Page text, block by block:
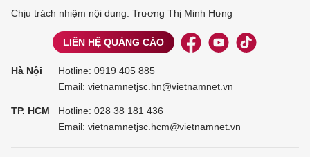
Chịu trách nhiệm nội dung: Trương Thị Minh Hưng
LIÊN HỆ QUẢNG CÁO
Hà Nội Hotline: 0919 405 885
Email: vietnamnetjsc.hn@vietnamnet.vn
TP. HCM Hotline: 028 38 181 436
Email: vietnamnetjsc.hcm@vietnamnet.vn